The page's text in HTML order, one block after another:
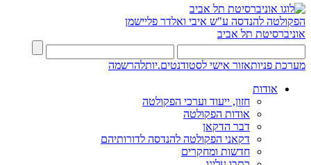
הפקולטה להנדסה ע"ש איבי ואלדר פליישמן
אוניברסיטת תל אביב
מערכת פניותאזור אישי לסטודנטים.יותלהרשמה
אודות
חזון, ייעוד וערכי הפקולטה
אודות הפקולטה
דבר הדקאן
דקאני הפקולטה להנדסה לדורותיהם
חדשות ומחקרים